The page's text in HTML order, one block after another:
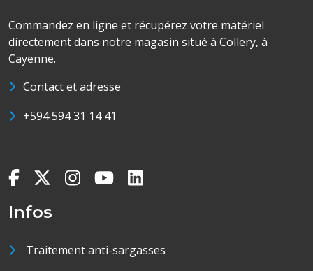
Commandez en ligne et récupérez votre matériel
directement dans notre magasin situé à Collery, à
Cayenne.
Contact et adresse
+594 594 31 14 41
Infos
Traitement anti-sargasses